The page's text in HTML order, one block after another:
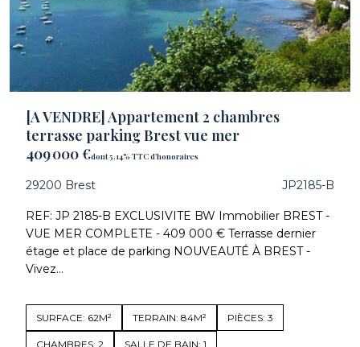
[A VENDRE] Appartement 2 chambres
terrasse parking Brest vue mer
409 000 €dont 5.14% TTC d'honoraires
29200 Brest JP2185-B
REF: JP 2185-B EXCLUSIVITE BW Immobilier BREST -
VUE MER COMPLETE - 409 000 € Terrasse dernier
étage et place de parking NOUVEAUTÉ À BREST -
Vivez...
SURFACE: 62M² TERRAIN: 84M² PIÈCES: 3
CHAMBRES: 2 SALLE DE BAIN: 1